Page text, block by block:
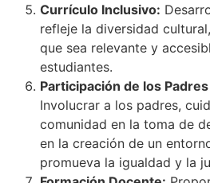
Currículo Inclusivo:
refleje la diversidad
que sea relevante y
estudiantes.
Participación de los
Involucrar a los padres,
comunidad en la toma de
en la creación de un
promueva la igualdad y la